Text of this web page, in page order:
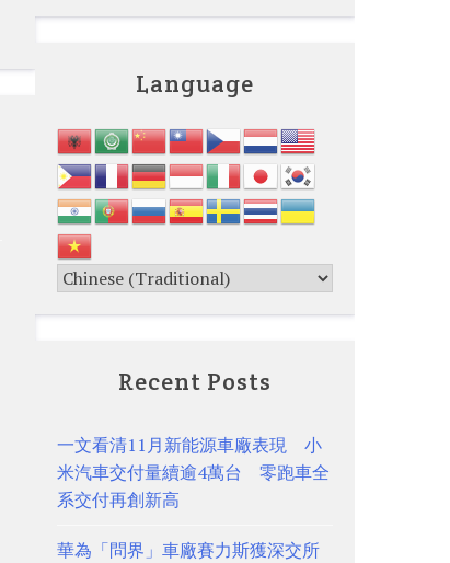
Language
Recent Posts
一文看清11月新能源車廠表現 小
米汽車交付量續逾4萬台 零跑車全
系交付再創新高
華為「問界」車廠賽力斯獲深交所